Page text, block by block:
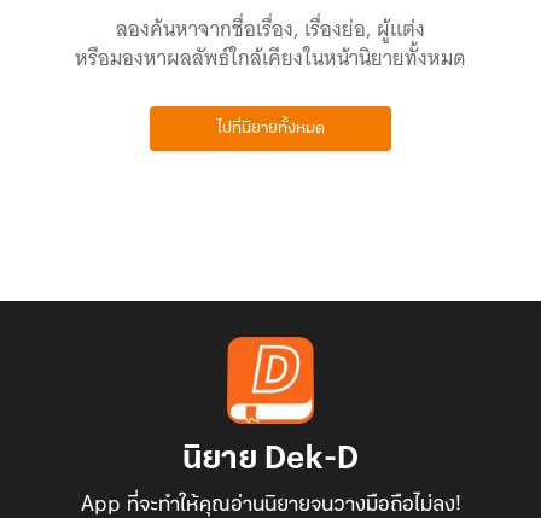
ลองค้นหาจากชื่อเรื่อง, เรื่องย่อ, ผู้แต่ง
หรือมองหาผลลัพธ์ใกล้เคียงในหน้านิยายทั้งหมด
ไปที่นิยายทั้งหมด
นิยาย Dek-D
App ที่จะทำให้คุณอ่านนิยายจนวางมือถือไม่ลง!